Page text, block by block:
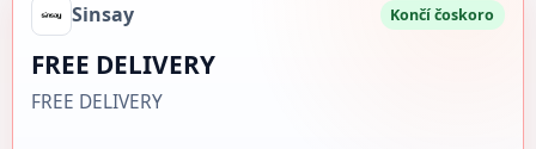
Sinsay Končí čoskoro
FREE DELIVERY
FREE DELIVERY